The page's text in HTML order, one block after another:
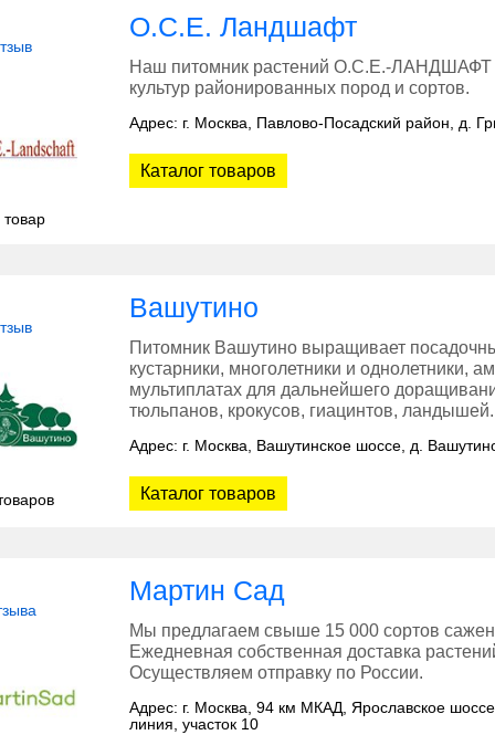
О.С.Е. Ландшафт
Наш питомник растений О.С.Е.-ЛАНДШАФТ
культур районированных пород и сортов.
Адрес: г. Москва, Павлово-Посадский район, д.
Каталог товаров
Вашутино
Питомник Вашутино выращивает
кустарники, многолетники и однолетники,
мультиплатах для дальнейшего
тюльпанов, крокусов, гиацинтов, ландышей.
Адрес: г. Москва, Вашутинское шоссе, д.
Каталог товаров
Мартин Сад
Мы предлагаем свыше 15 000 сортов
Ежедневная собственная доставка
Осуществляем отправку по России.
Адрес: г. Москва, 94 км МКАД, Ярославское
линия, участок 10